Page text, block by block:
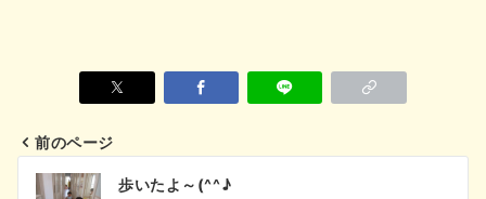
投
前のページ
歩いたよ～(^^♪